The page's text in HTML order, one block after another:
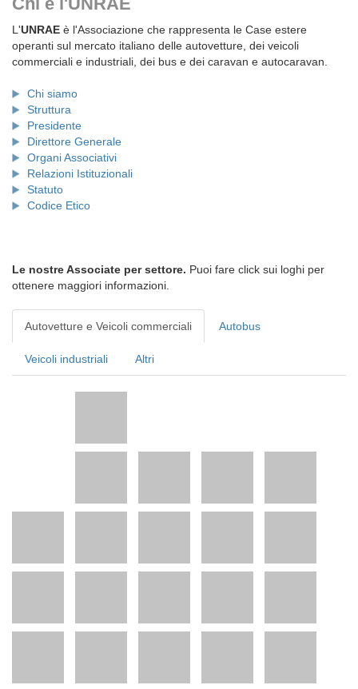
L'UNRAE è l'Associazione che rappresenta le Case estere
operanti sul mercato italiano delle autovetture, dei veicoli
commerciali e industriali, dei bus e dei caravan e autocaravan.
Chi siamo
Struttura
Presidente
Direttore Generale
Organi Associativi
Relazioni Istituzionali
Statuto
Codice Etico
Le nostre Associate per settore. Puoi fare click sui loghi per
ottenere maggiori informazioni.
Autovetture e Veicoli commerciali Autobus
Veicoli industriali Altri